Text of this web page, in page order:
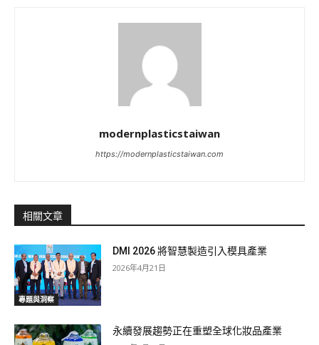
modernplasticstaiwan
https://modernplasticstaiwan.com
相關文章
專題與洞察
DMI 2026 將智慧製造引入模具產業
2026年4月21日
永續發展趨勢正在重塑全球化妝品產業